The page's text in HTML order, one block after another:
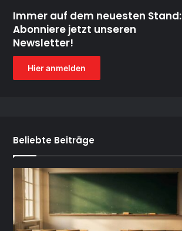
Immer auf dem neuesten Stand:
Abonniere jetzt unseren
Newsletter!
Hier anmelden
Beliebte Beiträge